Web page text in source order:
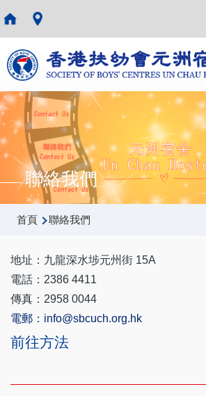
移至主內容
聯絡我們
導
連
結
首頁 聯絡我們
地址：九龍深水埗元州街 15A
電話：2386 4411
傳真：2958 0044
電郵：info@sbcuch.org.hk
前往方法